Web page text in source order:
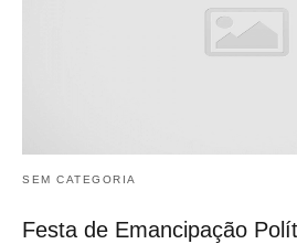
SEM CATEGORIA
Festa de Emancipação